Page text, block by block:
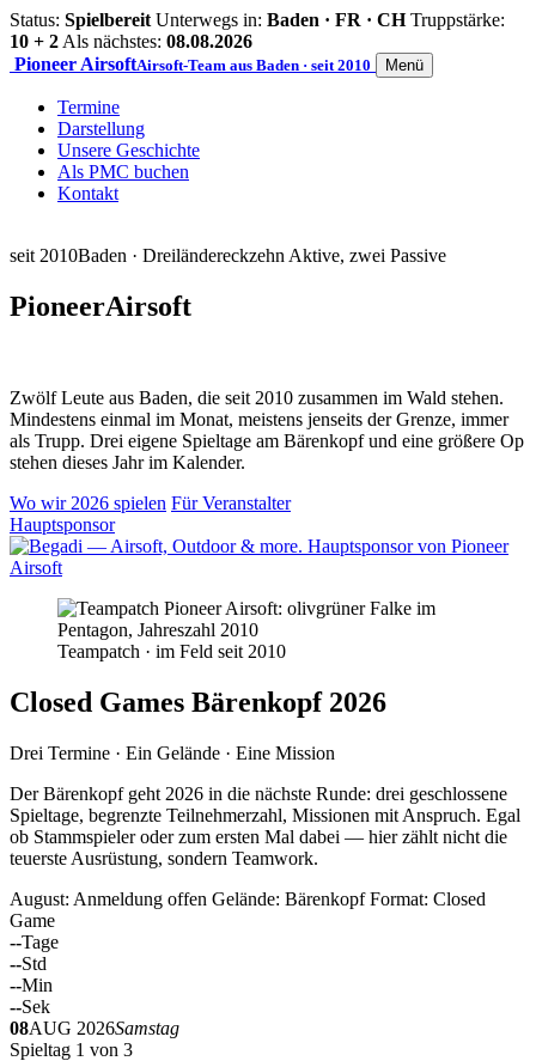
Status: Spielbereit Unterwegs in: Baden · FR · CH Truppstärke:
10 + 2 Als nächstes: 08.08.2026
Pioneer AirsoftAirsoft-Team aus Baden · seit 2010 Menü
Termine
Darstellung
Unsere Geschichte
Als PMC buchen
Kontakt
seit 2010Baden · Dreiländereckzehn Aktive, zwei Passive
PioneerAirsoft
Zwölf Leute aus Baden, die seit 2010 zusammen im Wald stehen.
Mindestens einmal im Monat, meistens jenseits der Grenze, immer
als Trupp. Drei eigene Spieltage am Bärenkopf und eine größere Op
stehen dieses Jahr im Kalender.
Wo wir 2026 spielen Für Veranstalter
Hauptsponsor
Teampatch · im Feld seit 2010
Closed Games Bärenkopf 2026
Drei Termine · Ein Gelände · Eine Mission
Der Bärenkopf geht 2026 in die nächste Runde: drei geschlossene
Spieltage, begrenzte Teilnehmerzahl, Missionen mit Anspruch. Egal
ob Stammspieler oder zum ersten Mal dabei — hier zählt nicht die
teuerste Ausrüstung, sondern Teamwork.
August: Anmeldung offen Gelände: Bärenkopf Format: Closed
Game
--Tage
--Std
--Min
--Sek
08AUG 2026Samstag
Spieltag 1 von 3